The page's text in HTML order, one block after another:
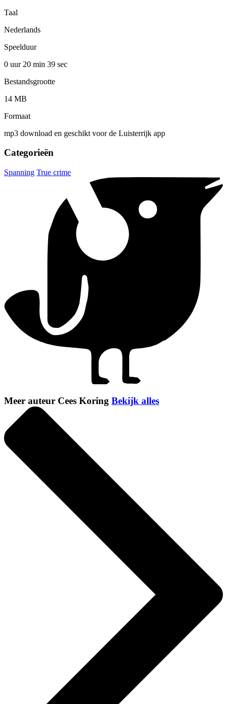
Taal
Nederlands
Speelduur
0 uur 20 min 39 sec
Bestandsgrootte
14 MB
Formaat
mp3 download en geschikt voor de Luisterrijk app
Categorieën
Spanning True crime
Meer auteur Cees Koring Bekijk alles